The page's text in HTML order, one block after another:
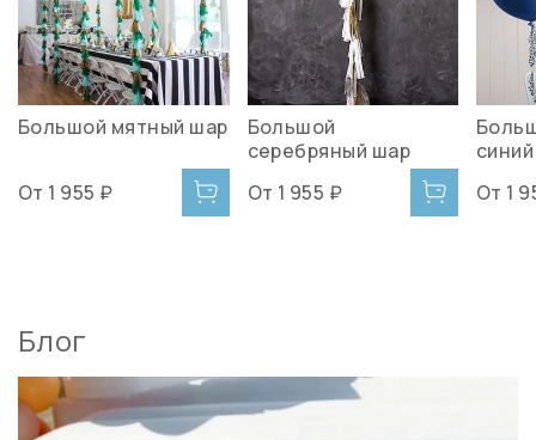
Большой мятный шар
От 1 955 ₽
Большой
серебряный шар
От 1 955 ₽
От 1
Блог